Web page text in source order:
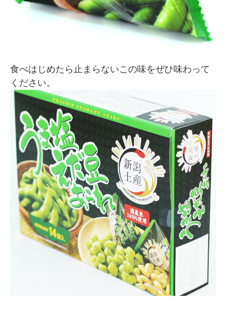
食べはじめたら止まらないこの味をぜひ味わって
ください。